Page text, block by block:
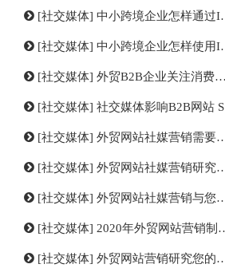
[社交媒体] 中小跨境企业怎样通过Instagram与网红进行营销？
[社交媒体] 中小跨境企业怎样使用Instagram进行营销？
[社交媒体] 外贸B2B企业关注消费者的意义
[社交媒体] 社交媒体影响B2B网站 SEO的6种方式
[社交媒体] 外贸网站社媒营销需要注意的数据指标
[社交媒体] 外贸网站社媒营销研究竞争格局
[社交媒体] 外贸网站社媒营销与您的观众互动并且不要忽视
[社交媒体] 2020年外贸网站营销制定成功的社交媒体营销战略的7个步骤
[社交媒体] 外贸网站营销研究您的社交媒体受众